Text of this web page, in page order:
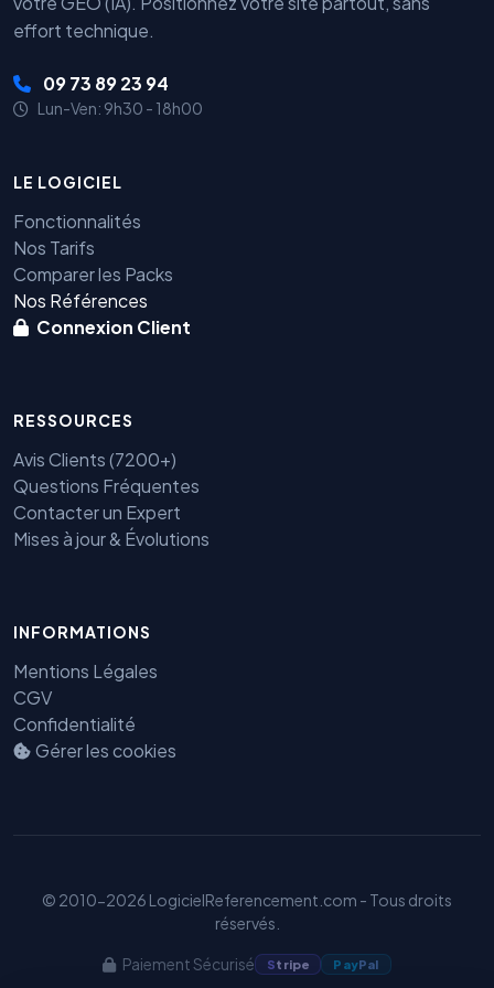
effort technique.
09 73 89 23 94
Lun-Ven: 9h30 - 18h00
LE LOGICIEL
Fonctionnalités
Nos Tarifs
Comparer les Packs
Nos Références
Connexion Client
RESSOURCES
Avis Clients (7200+)
Questions Fréquentes
Contacter un Expert
Mises à jour & Évolutions
INFORMATIONS
Mentions Légales
CGV
Confidentialité
Gérer les cookies
© 2010-2026 LogicielReferencement.com - Tous droits
réservés.
Paiement Sécurisé Stripe PayPal